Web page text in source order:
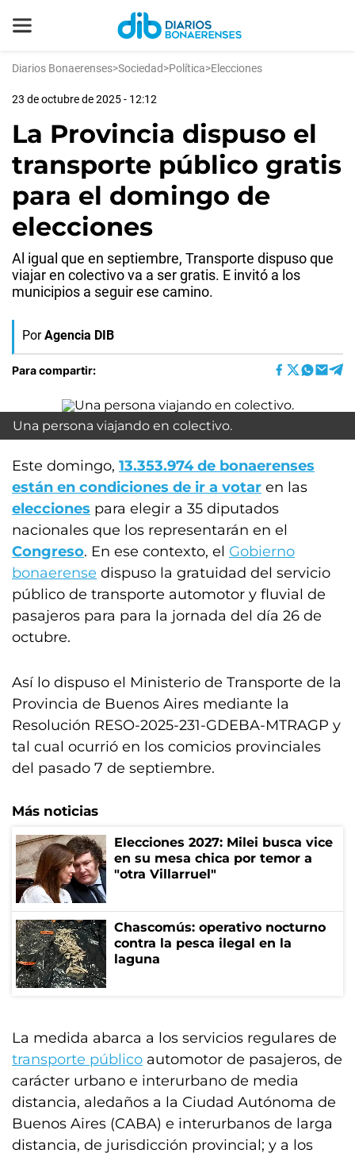
Diarios Bonaerenses>Sociedad>Política>Elecciones
23 de octubre de 2025 - 12:12
La Provincia dispuso el
transporte público gratis
para el domingo de
elecciones
Al igual que en septiembre, Transporte dispuso que
viajar en colectivo va a ser gratis. E invitó a los
municipios a seguir ese camino.
Por Agencia DIB
Para compartir:
Una persona viajando en colectivo.
Este domingo, 13.353.974 de bonaerenses
están en condiciones de ir a votar en las
elecciones para elegir a 35 diputados
nacionales que los representarán en el
Congreso. En ese contexto, el Gobierno
bonaerense dispuso la gratuidad del servicio
público de transporte automotor y fluvial de
pasajeros para para la jornada del día 26 de
octubre.
Así lo dispuso el Ministerio de Transporte de la
Provincia de Buenos Aires mediante la
Resolución RESO-2025-231-GDEBA-MTRAGP y
tal cual ocurrió en los comicios provinciales
del pasado 7 de septiembre.
Más noticias
Elecciones 2027: Milei busca vice
en su mesa chica por temor a
"otra Villarruel"
Chascomús: operativo nocturno
contra la pesca ilegal en la
laguna
La medida abarca a los servicios regulares de
transporte público automotor de pasajeros, de
carácter urbano e interurbano de media
distancia, aledaños a la Ciudad Autónoma de
Buenos Aires (CABA) e interurbanos de larga
distancia, de jurisdicción provincial; y a los